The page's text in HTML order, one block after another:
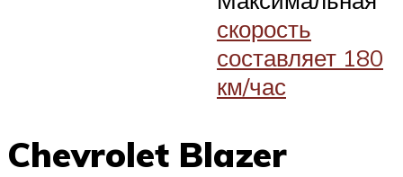
скорость
составляет 180
км/час
Chevrolet Blazer